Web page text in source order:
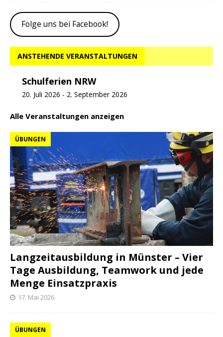
Folge uns bei Facebook!
ANSTEHENDE VERANSTALTUNGEN
Schulferien NRW
20. Juli 2026 - 2. September 2026
Alle Veranstaltungen anzeigen
Langzeitausbildung in Münster – Vier
Tage Ausbildung, Teamwork und jede
Menge Einsatzpraxis
ÜBUNGEN
17. Mai 2026
ÜBUNGEN